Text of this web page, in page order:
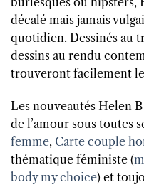
décalé mais jamais
quotidien. Dessinés au
dessins au rendu
trouveront facilement
Les nouveautés Helen
de l’amour sous toutes
femme, Carte couple
thématique féministe (
body my choice) et